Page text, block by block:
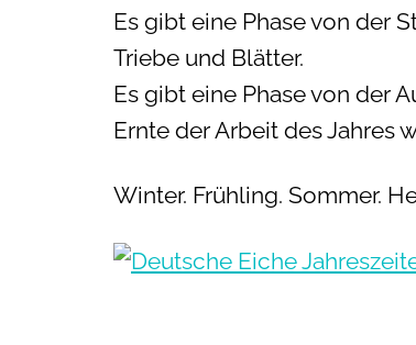
Es gibt eine Phase von der
Triebe und Blätter.
Es gibt eine Phase von der
Ernte der Arbeit des Jahres
Winter. Frühling. Sommer.